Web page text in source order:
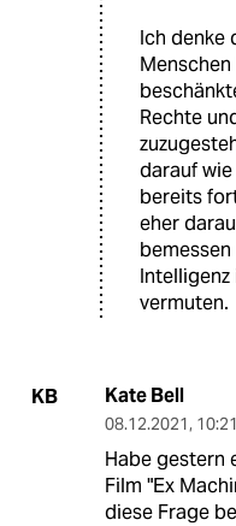
Ich denke
Rechte
darauf
bereits
eher
vermuten.
KB Kate Bell
08.12.2021,
Habe gestern
Film "Ex
diese Frage